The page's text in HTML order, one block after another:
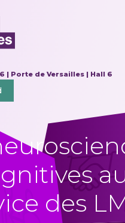
| Porte de Versailles | Hall 6
des